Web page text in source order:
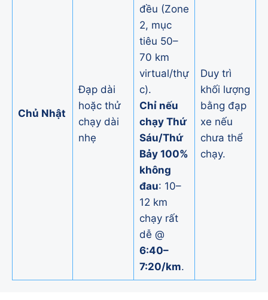
Chủ Nhật
Đạp dài
hoặc thử
chạy dài
nhẹ
đều (Zone
2, mục
tiêu 50–
70 km
virtual/thự
c).
Chỉ nếu
chạy Thứ
Sáu/Thứ
Bảy 100%
không
đau: 10–
12 km
chạy rất
dễ @
6:40–
7:20/km.
Duy trì
khối lượng
bằng đạp
xe nếu
chưa thể
chạy.